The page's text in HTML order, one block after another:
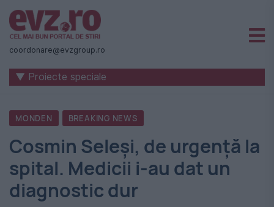
Știri
naționale
internaționale
România
-
Evenimentul
Zilei
coordonare@evzgroup.ro
▼ Proiecte speciale
MONDEN BREAKING NEWS
Cosmin Seleși, de urgență la
spital. Medicii i-au dat un
diagnostic dur